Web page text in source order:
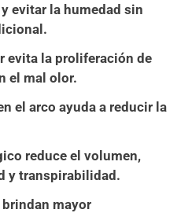
evitar la humedad sin
evita la proliferación de
el mal olor.
el arco ayuda a reducir la
reduce el volumen,
y transpirabilidad.
mayor